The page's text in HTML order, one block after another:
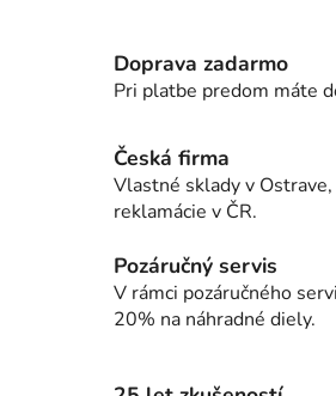
c
i
e
v
v
ý
p
i
e
Doprava zadarmo
Pri platbe predom máte
Česká firma
Vlastné sklady v
reklamácie v ČR.
Pozáručný servis
V rámci pozáručného
20% na náhradné diely.